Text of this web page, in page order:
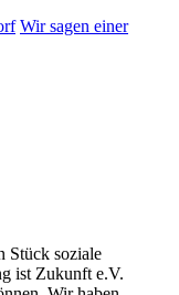
Wir sagen einer
Stück soziale
ist Zukunft e.V.